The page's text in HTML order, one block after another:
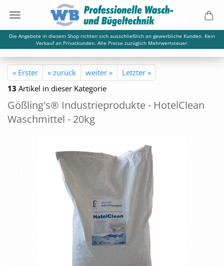
Die Angebote in diesem Shop richten sich ausschließlich an gewerbliche Kunden. Kein
Verkauf an Privatkunden. Alle Preise zuzüglich Mehrwertsteuer.
« Erster « zurück weiter »
Letzter »
13 Artikel in dieser Kategorie
Göß­ling's® In­dus­trie­pro­duk­te - Ho­tel­Clean
Wasch­mit­tel - 20kg